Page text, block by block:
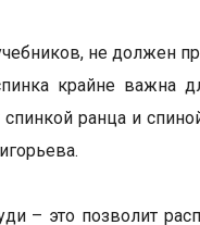
не должен
крайне важна
ранца и
– это позволит